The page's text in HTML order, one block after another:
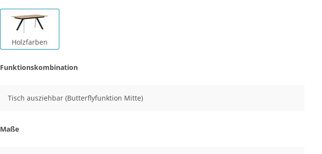
Holzfarben
Funktionskombination
Tisch ausziehbar (Butterflyfunktion Mitte)
Maße